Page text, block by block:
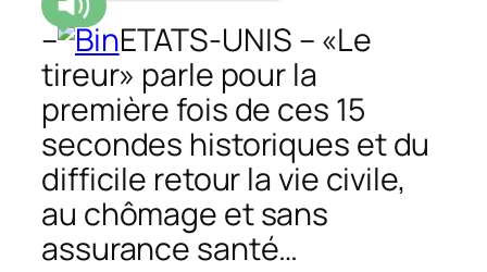
–
ETATS-UNIS – «Le
tireur» parle pour la
première fois de ces 15
secondes historiques et du
difficile retour la vie civile,
au chômage et sans
assurance santé…